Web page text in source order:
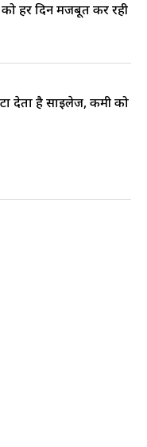
हर दिन मजबूत कर रही
देता है साइलेज, कमी को